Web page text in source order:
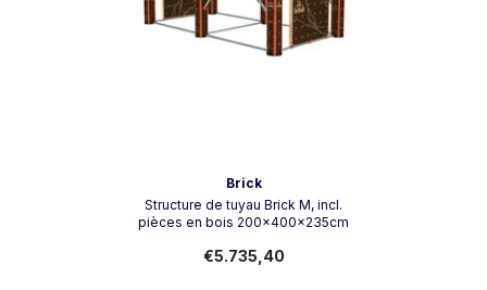
Brick
Structure de tuyau Brick M, incl.
pièces en bois 200x400x235cm
€5.735,40